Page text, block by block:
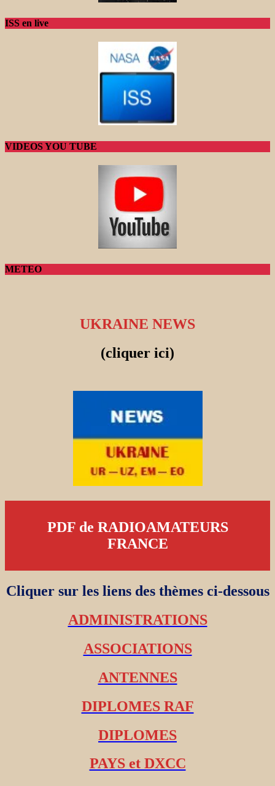
ISS en live
VIDEOS YOU TUBE
METEO
UKRAINE NEWS
(cliquer ici)
PDF de RADIOAMATEURS
FRANCE
Cliquer sur les liens des thèmes ci-dessous
ADMINISTRATIONS
ASSOCIATIONS
ANTENNES
DIPLOMES RAF
DIPLOMES
PAYS et DXCC